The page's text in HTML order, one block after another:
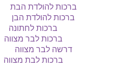
ברכות להולדת הבת
ברכות להולדת הבן
ברכות לחתונה
ברכות לבר מצווה
דרשה לבר מצווה
ברכות לבת מצווה